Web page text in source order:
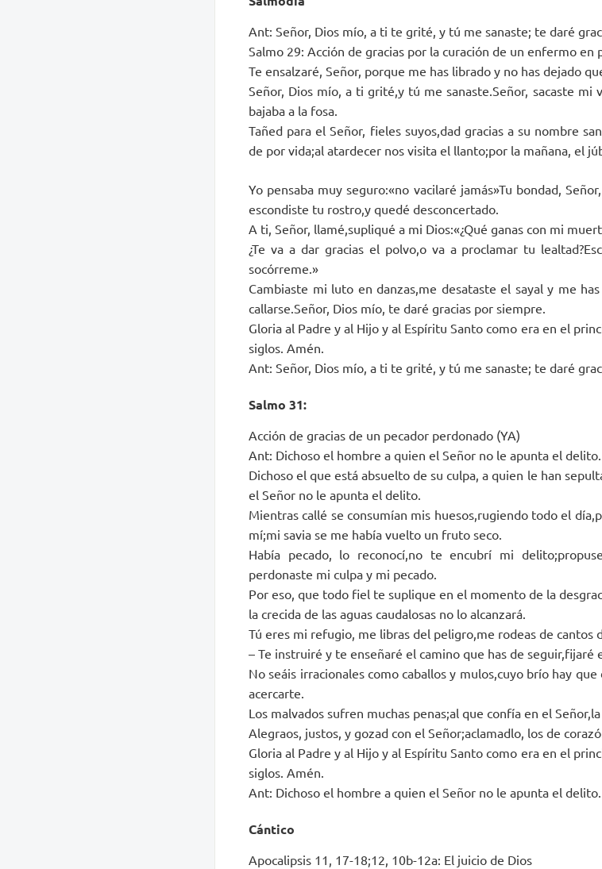
Ant: Señor, Dios mío, a ti te grité, y tú me sanaste; te daré
Salmo 29: Acción de gracias por la curación de un enfermo
Te ensalzaré, Señor, porque me has librado y no has dejado
Señor, Dios mío, a ti grité,y tú me sanaste.Señor, sacaste mi
bajaba a la fosa.
Tañed para el Señor, fieles suyos,dad gracias a su nombre
de por vida;al atardecer nos visita el llanto;por la mañana, el
Yo pensaba muy seguro:«no vacilaré jamás»Tu bondad,
escondiste tu rostro,y quedé desconcertado.
A ti, Señor, llamé,supliqué a mi Dios:«¿Qué ganas con mi
¿Te va a dar gracias el polvo,o va a proclamar tu
socórreme.»
Cambiaste mi luto en danzas,me desataste el sayal y me
callarse.Señor, Dios mío, te daré gracias por siempre.
Gloria al Padre y al Hijo y al Espíritu Santo como era en el
siglos. Amén.
Ant: Señor, Dios mío, a ti te grité, y tú me sanaste; te daré
Salmo 31:
Acción de gracias de un pecador perdonado (YA)
Ant: Dichoso el hombre a quien el Señor no le apunta el delito.
Dichoso el que está absuelto de su culpa, a quien le han
el Señor no le apunta el delito.
Mientras callé se consumían mis huesos,rugiendo todo el
mí;mi savia se me había vuelto un fruto seco.
Había pecado, lo reconocí,no te encubrí mi
perdonaste mi culpa y mi pecado.
Por eso, que todo fiel te suplique en el momento de la
la crecida de las aguas caudalosas no lo alcanzará.
Tú eres mi refugio, me libras del peligro,me rodeas de cantos
– Te instruiré y te enseñaré el camino que has de seguir,fijaré
No seáis irracionales como caballos y mulos,cuyo brío hay
acercarte.
Los malvados sufren muchas penas;al que confía en el
Alegraos, justos, y gozad con el Señor;aclamadlo, los de
Gloria al Padre y al Hijo y al Espíritu Santo como era en el
siglos. Amén.
Ant: Dichoso el hombre a quien el Señor no le apunta el delito.
Cántico
Apocalipsis 11, 17-18;12, 10b-12a: El juicio de Dios